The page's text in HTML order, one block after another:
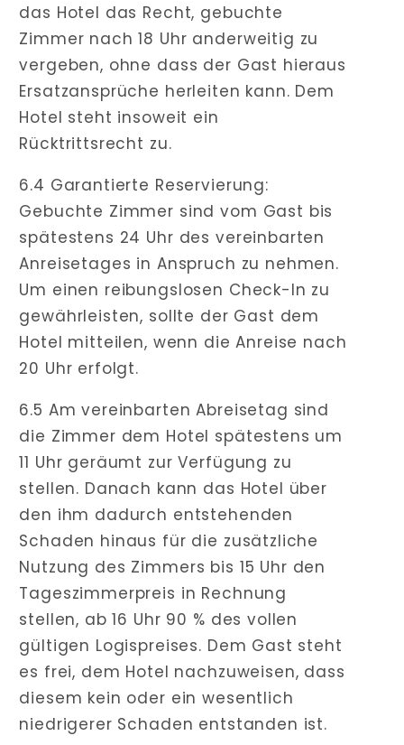
das Hotel das Recht, gebuchte
Zimmer nach 18 Uhr anderweitig zu
vergeben, ohne dass der Gast hieraus
Ersatzansprüche herleiten kann. Dem
Hotel steht insoweit ein
Rücktrittsrecht zu.
6.4 Garantierte Reservierung:
Gebuchte Zimmer sind vom Gast bis
spätestens 24 Uhr des vereinbarten
Anreisetages in Anspruch zu nehmen.
Um einen reibungslosen Check-In zu
gewährleisten, sollte der Gast dem
Hotel mitteilen, wenn die Anreise nach
20 Uhr erfolgt.
6.5 Am vereinbarten Abreisetag sind
die Zimmer dem Hotel spätestens um
11 Uhr geräumt zur Verfügung zu
stellen. Danach kann das Hotel über
den ihm dadurch entstehenden
Schaden hinaus für die zusätzliche
Nutzung des Zimmers bis 15 Uhr den
Tageszimmerpreis in Rechnung
stellen, ab 16 Uhr 90 % des vollen
gültigen Logispreises. Dem Gast steht
es frei, dem Hotel nachzuweisen, dass
diesem kein oder ein wesentlich
niedrigerer Schaden entstanden ist.